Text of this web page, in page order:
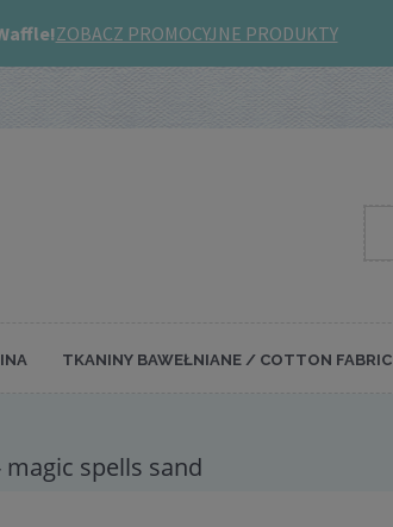
TKANINY BAWEŁNIANE / COTTON FABRIC
spells sand